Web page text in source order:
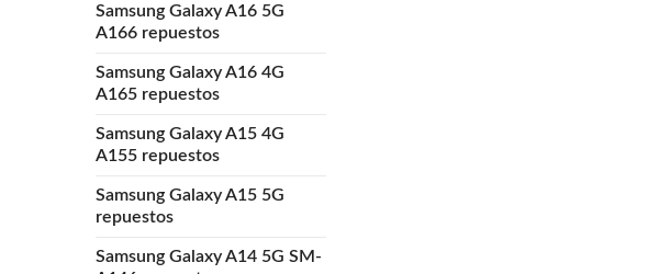
Samsung Galaxy A16 5G
A166 repuestos
Samsung Galaxy A16 4G
A165 repuestos
Samsung Galaxy A15 4G
A155 repuestos
Samsung Galaxy A15 5G
repuestos
Samsung Galaxy A14 5G SM-